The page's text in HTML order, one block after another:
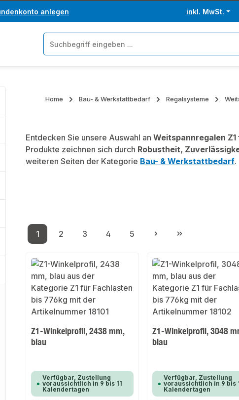
anlegen inkl. MwSt.
Home Bau- & Werkstattbedarf Regalsysteme
Entdecken Sie unsere Auswahl an Weitspannregalen
Produkte zeichnen sich durch Robustheit,
weiteren Seiten der Kategorie Bau- & Werkstattbedarf.
Seite
1
Seite
2
Seite
3
Seite
4
Seite
5
Z1-Winkelprofil, 2438 mm,
blau
Verfügbar, Zustellung
voraussichtlich in 9 bis 11
Kalendertagen
Z1-Winkelprofil, 3048
blau
Verfügbar, Zustellung
voraussichtlich in 9 bis
Kalendertagen